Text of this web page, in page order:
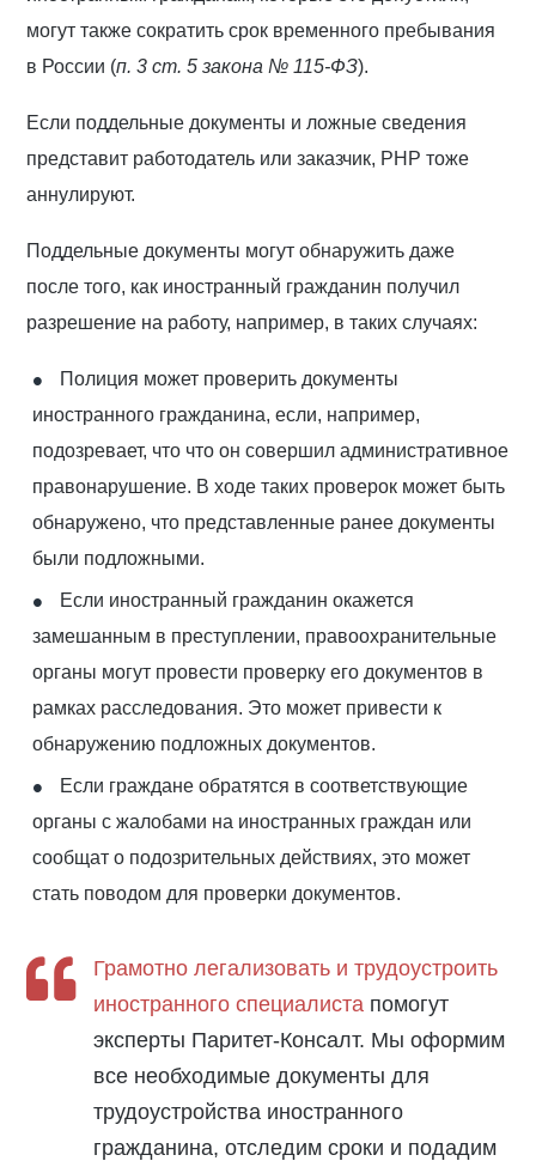
могут также сократить срок временного пребывания
в России (п. 3 ст. 5 закона № 115-ФЗ).
Если поддельные документы и ложные сведения
представит работодатель или заказчик, РНР тоже
аннулируют.
Поддельные документы могут обнаружить даже
после того, как иностранный гражданин получил
разрешение на работу, например, в таких случаях:
Полиция может проверить документы
иностранного гражданина, если, например,
подозревает, что что он совершил административное
правонарушение. В ходе таких проверок может быть
обнаружено, что представленные ранее документы
были подложными.
Если иностранный гражданин окажется
замешанным в преступлении, правоохранительные
органы могут провести проверку его документов в
рамках расследования. Это может привести к
обнаружению подложных документов.
Если граждане обратятся в соответствующие
органы с жалобами на иностранных граждан или
сообщат о подозрительных действиях, это может
стать поводом для проверки документов.
Грамотно легализовать и трудоустроить
иностранного специалиста помогут
эксперты Паритет-Консалт. Мы оформим
все необходимые документы для
трудоустройства иностранного
гражданина, отследим сроки и подадим